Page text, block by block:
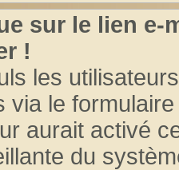
sur le lien e-
!
les
via le
aurait activé
du